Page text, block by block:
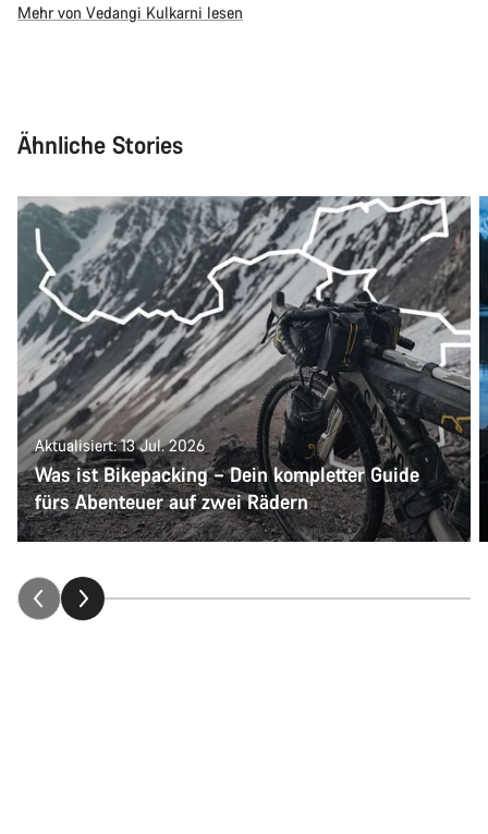
Mehr von Vedangi Kulkarni lesen
Ähnliche Stories
Aktualisiert: 13 Jul. 2026
Was ist Bikepacking – Dein kompletter Guide
fürs Abenteuer auf zwei Rädern